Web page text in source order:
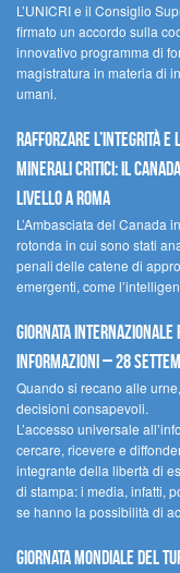
L’UNICRI e il Consiglio
firmato un accordo sulla
innovativo programma di
magistratura in materia di
umani.
Rafforzare l’integrità e
minerali critici: il Canada
livello a Roma
L’Ambasciata del Canada
rotonda in cui sono stati
penali delle catene di
emergenti, come
Giornata internazionale
informazioni – 28
Quando si recano alle
decisioni consapevoli.
L’accesso universale
cercare, ricevere e
integrante della libertà di
di stampa: i media, infatti,
se hanno la possibilità di
Giornata mondiale del